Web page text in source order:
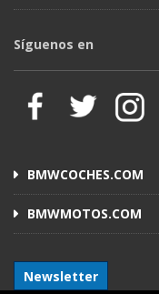
Síguenos en
BMWCOCHES.COM
BMWMOTOS.COM
Newsletter